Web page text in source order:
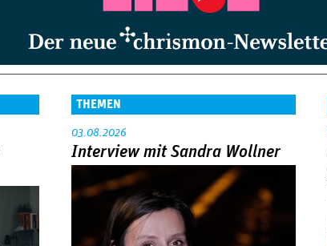
THEMEN
03.08.2026
Interview mit Sandra Wollner